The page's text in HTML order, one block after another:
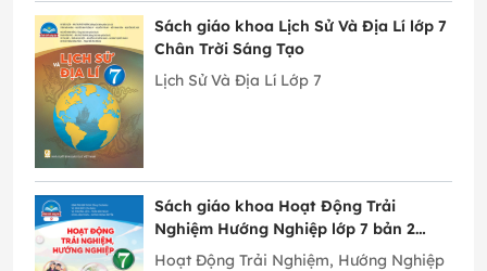
Sách giáo khoa Lịch Sử Và Địa Lí lớp 7
Chân Trời Sáng Tạo
Lịch Sử Và Địa Lí Lớp 7
Sách giáo khoa Hoạt Động Trải
Nghiệm Hướng Nghiệp lớp 7 bản 2
Chân Trời Sáng Tạo
Hoạt Động Trải Nghiệm, Hướng Nghiệp